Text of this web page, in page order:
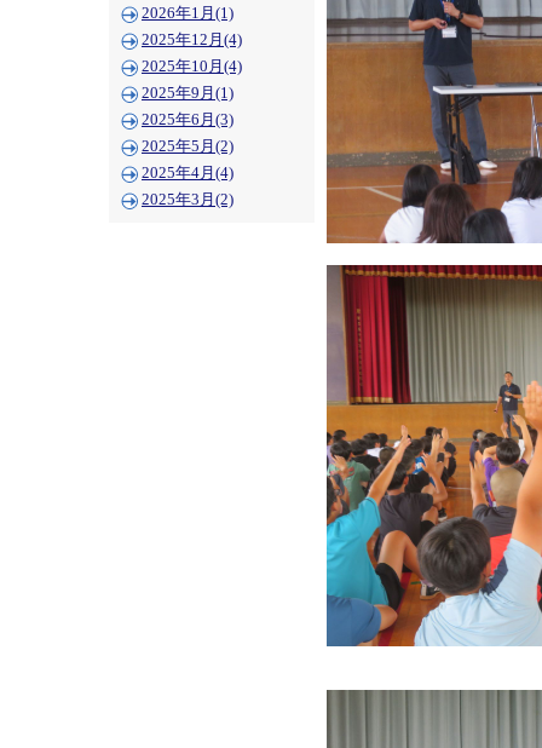
2026年1月(1)
2025年12月(4)
2025年10月(4)
2025年9月(1)
2025年6月(3)
2025年5月(2)
2025年4月(4)
2025年3月(2)